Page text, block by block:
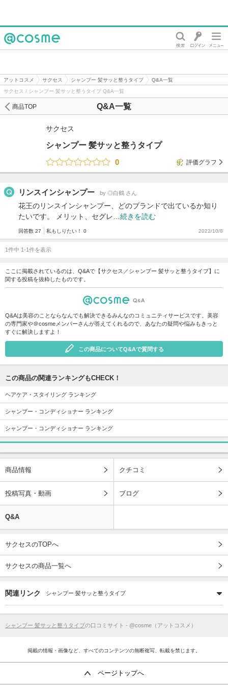
アットコスメ サクセス シャンプー 髪サッと整うタイプ
Q&A一覧
サクセス / シャンプー 髪サッと整うタイプ Q&A一覧
Q&A一覧
商品TOP
サクセス
シャンプー 髪サッと整うタイプ
0
評価グラフ
リンスインシャンプー by ◎白鶴 さん
花王のリンスインシャンプー、どのブランドで出ているか知り
たいです。 メリット、セグレ… 続きを読む
回答数 27 私もしりたい！ 0 2022/10/8
1件中 1-1件を表示
ここに掲載されているのは、Q&Aで【サクセス／シャンプー 髪サッと整うタイプ】に
関する投稿を抜粋したものです。
Q&Aは美容のことならなんでも解決できるみんなのコミュニティサービスです。美容
の専門家や＠cosmeメンバーさんが答えてくれるので、あなたの疑問や悩みもきっと
すぐに解決しますよ！
この商品についてQ&Aで質問する
この商品の関連ランキングもCHECK！
ヘアケア・スタイリング ランキング
シャンプー・コンディショナー ランキング
シャンプー・コンディショナー ランキング
商品情報 クチコミ
投稿写真・動画 ブログ
Q&A
サクセスのTOPへ
サクセスの商品一覧へ
関連リンク シャンプー 髪サッと整うタイプ
シャンプー 髪サッと整うタイプの口コミサイト - @cosme（アットコスメ）
掲載の情報・画像など、すべてのコンテンツの無断複写、転載を禁じます。
ページトップへ